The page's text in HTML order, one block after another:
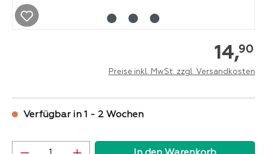
14,90
Preise inkl. MwSt. zzgl. Versandkosten
Verfügbar in 1 - 2 Wochen
Produkt Anzahl: Gib den gewünschten